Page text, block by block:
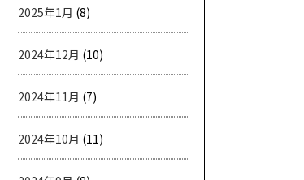
2025年1月 (8)
2024年12月 (10)
2024年11月 (7)
2024年10月 (11)